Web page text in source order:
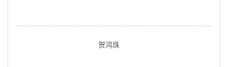
贺鸿珠